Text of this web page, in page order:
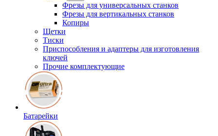
Фрезы для универсальных станков
Фрезы для вертикальных станков
Копиры
Щетки
Тиски
Приспособления и адаптеры для изготовления
ключей
Прочие комплектующие
Батарейки